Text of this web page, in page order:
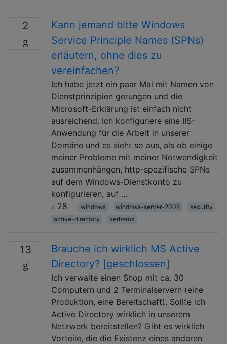
2
Kann jemand bitte Windows
Service Principle Names (SPNs)
erläutern, ohne dies zu
vereinfachen?
Ich habe jetzt ein paar Mal mit Namen von
Dienstprinzipien gerungen und die
Microsoft-Erklärung ist einfach nicht
ausreichend. Ich konfiguriere eine IIS-
Anwendung für die Arbeit in unserer
Domäne und es sieht so aus, als ob einige
meiner Probleme mit meiner Notwendigkeit
zusammenhängen, http-spezifische SPNs
auf dem Windows-Dienstkonto zu
konfigurieren, auf …
28
windows windows-server-2008
security
active-directory
kerberos
13
Brauche ich wirklich MS Active
Directory? [geschlossen]
Ich verwalte einen Shop mit ca. 30
Computern und 2 Terminalservern (eine
Produktion, eine Bereitschaft). Sollte ich
Active Directory wirklich in unserem
Netzwerk bereitstellen? Gibt es wirklich
Vorteile, die die Existenz eines anderen